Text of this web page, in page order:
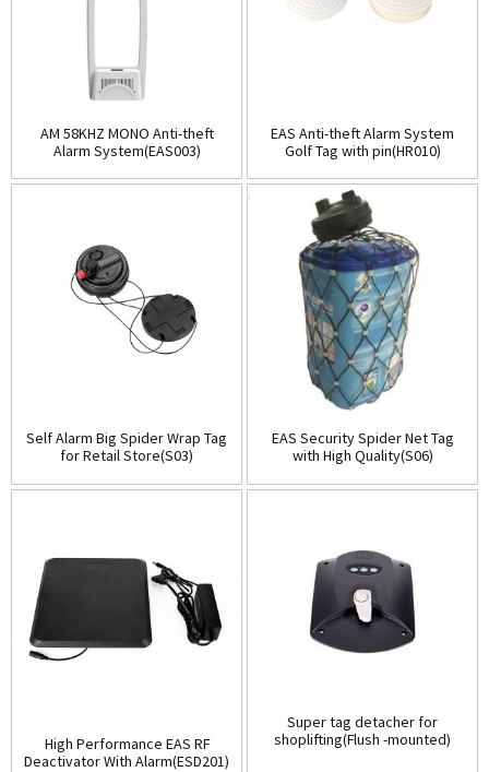
AM 58KHZ MONO Anti-theft
Alarm System(EAS003)
EAS Anti-theft Alarm System
Golf Tag with pin(HR010)
Self Alarm Big Spider Wrap Tag
for Retail Store(S03)
EAS Security Spider Net Tag
with High Quality(S06)
High Performance EAS RF
Deactivator With Alarm(ESD201)
Super tag detacher for
shoplifting(Flush -mounted)